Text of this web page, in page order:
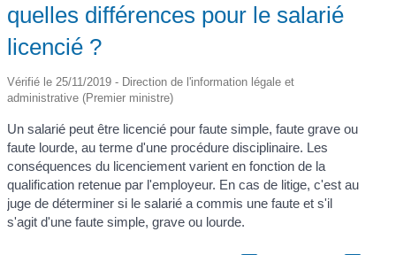
quelles différences pour le salarié
licencié ?
Vérifié le 25/11/2019 - Direction de l'information légale et
administrative (Premier ministre)
Un salarié peut être licencié pour faute simple, faute grave ou
faute lourde, au terme d'une procédure disciplinaire. Les
conséquences du licenciement varient en fonction de la
qualification retenue par l'employeur. En cas de litige, c'est au
juge de déterminer si le salarié a commis une faute et s'il
s'agit d'une faute simple, grave ou lourde.